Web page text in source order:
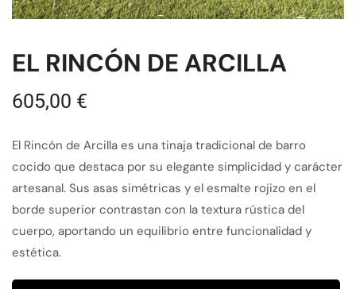
EL RINCÓN DE ARCILLA
605,00 €
El Rincón de Arcilla es una tinaja tradicional de barro
cocido que destaca por su elegante simplicidad y carácter
artesanal. Sus asas simétricas y el esmalte rojizo en el
borde superior contrastan con la textura rústica del
cuerpo, aportando un equilibrio entre funcionalidad y
estética.